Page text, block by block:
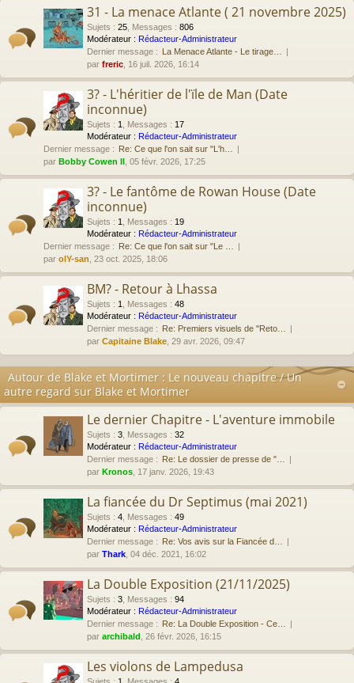
31 - La menace Atlante ( 21 novembre 2025)
Sujets : 25 Messages : 806
Modérateur : Rédacteur-Administrateur
Dernier message : La Menace Atlante - Le tirage…
par freric , 16 juil. 2026, 16:14
3? - L'héritier de l'ïle de Man (Date
inconnue)
Sujets : 1 Messages : 17
Modérateur : Rédacteur-Administrateur
Dernier message : Re: Ce que l'on sait sur "L'h…
par Bobby Cowen II , 05 févr. 2026, 17:25
3? - Le fantôme de Rowan House (Date
inconnue)
Sujets : 1 Messages : 19
Modérateur : Rédacteur-Administrateur
Dernier message : Re: Ce que l'on sait sur "Le …
par olY-san , 23 oct. 2025, 18:06
BM? - Retour à Lhassa
Sujets : 1 Messages : 48
Modérateur : Rédacteur-Administrateur
Dernier message : Re: Premiers visuels de "Reto…
par Capitaine Blake , 29 avr. 2026, 09:47
Autour de Blake et Mortimer : Le nouveau chapitre / Un
autre regard sur Blake et Mortimer
Le dernier Chapitre - L'aventure immobile
Sujets : 3 Messages : 32
Modérateur : Rédacteur-Administrateur
Dernier message : Re: Le dossier de presse de "…
par Kronos , 17 janv. 2026, 19:43
La fiancée du Dr Septimus (mai 2021)
Sujets : 4 Messages : 49
Modérateur : Rédacteur-Administrateur
Dernier message : Re: Vos avis sur la Fiancée d…
par Thark , 04 déc. 2021, 16:02
La Double Exposition (21/11/2025)
Sujets : 3 Messages : 94
Modérateur : Rédacteur-Administrateur
Dernier message : Re: La Double Exposition - Ce…
par archibald , 26 févr. 2026, 16:15
Les violons de Lampedusa